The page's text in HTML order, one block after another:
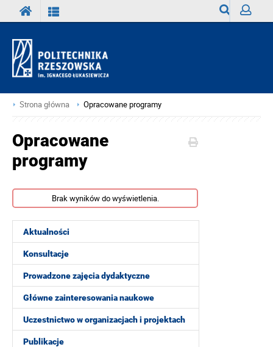
Strona główna Opracowane programy
Aktualności
Konsultacje
Prowadzone zajęcia dydaktyczne
Główne zainteresowania naukowe
Uczestnictwo w organizacjach i projektach
Publikacje
Opracowane
programy
Brak wyników do wyświetlenia.